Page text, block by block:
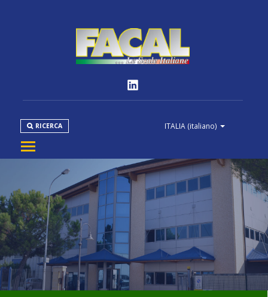
ITALIA (italiano)
RICERCA
PRODOTTI
NORMATIVE
MEDIA
DOWNLOAD
SERVIZIO CLIENTI